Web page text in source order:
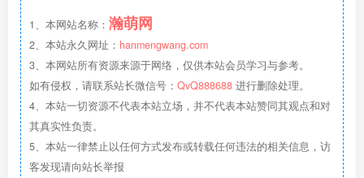
1、本网站名称： 瀚萌网
2、本站永久网址： hanmengwang.com
3、本网站所有资源来源于网络，仅供本站会员学习与参考。
如有侵权，请联系站长微信号： QvQ888688 进行删除处理。
4、本站一切资源不代表本站立场，并不代表本站赞同其观点和对
其真实性负责。
5、本站一律禁止以任何方式发布或转载任何违法的相关信息，访
客发现请向站长举报